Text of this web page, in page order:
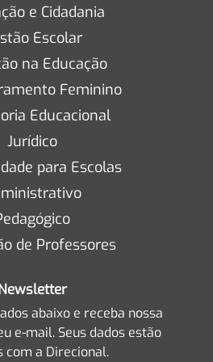
e Cidadania
Escolar
na Educação
Feminino
Educacional
Jurídico
para Escolas
de Professores
abaixo e receba nossa
e-mail. Seus dados estão
com a Direcional.